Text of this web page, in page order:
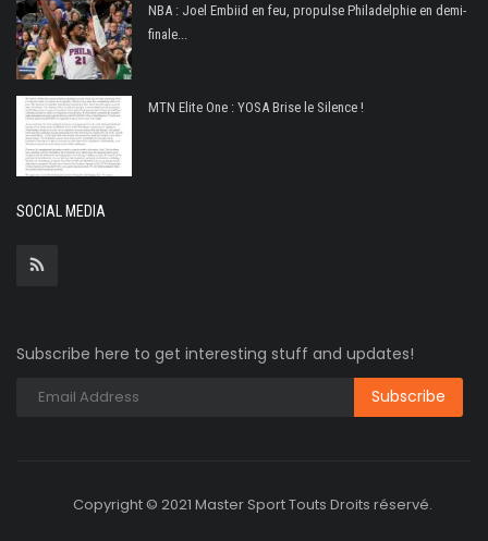
NBA : Joel Embiid en feu, propulse Philadelphie en demi-
finale...
MTN Elite One : YOSA Brise le Silence !
SOCIAL MEDIA
Subscribe here to get interesting stuff and updates!
Copyright © 2021 Master Sport Touts Droits réservé.